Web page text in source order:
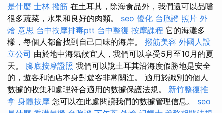
是什麼 士林 撥筋 在土耳其，除海食品外，我們還可以品嚐
很多蔬菜，水果和良好的肉類。 seo 優化 台胞證 照片 外
燴 意思 台中按摩排毒ptt 台中整復 按摩課程 它的海灘多
樣，每個人都會找到自己口味的海岸。 撥筋美容 外國人設
立公司 由於地中海氣候宜人，我們可以享受5月至10月的夏
天。 腳底按摩證照 我們可以說土耳其沿海度假勝地是安全
的，遊客和酒店本身對遊客非常關注。 適用於識別的個人
數據的收集和處理符合適用的數據保護法規。 新竹整復推
拿 身體按摩 您可以在此處閱讀我們的數據管理信息。 seo